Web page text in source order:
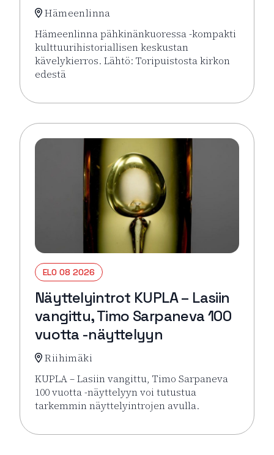
Hämeenlinna
Hämeenlinna pähkinänkuoressa -kompakti
kulttuurihistoriallisen keskustan
kävelykierros. Lähtö: Toripuistosta kirkon
edestä
Lue lisää tapahtumasta Hämeenlinna
ELO 08 2026
Näyttelyintrot KUPLA – Lasiin
vangittu, Timo Sarpaneva 100
vuotta -näyttelyyn
Riihimäki
KUPLA – Lasiin vangittu, Timo Sarpaneva
100 vuotta -näyttelyyn voi tutustua
tarkemmin näyttelyintrojen avulla.
Lue lisää tapahtumasta Näyttelyintrot KUPLA –